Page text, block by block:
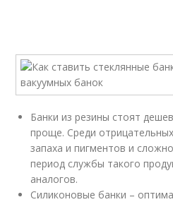
Банки из резины стоят
проще. Среди
запаха и пигментов и
период службы такого
аналогов.
Силиконовые банки –